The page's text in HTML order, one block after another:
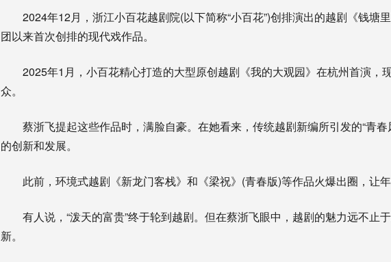
2024年12月，浙江小百花越剧院(以下简称“小百花”)创排演出的越剧《钱塘里
团以来首次创排的现代戏作品。
2025年1月，小百花精心打造的大型原创越剧《我的大观园》在杭州首演，
众。
蔡浙飞提起这些作品时，满脸自豪。在她看来，传统越剧新编所引发的“青春
的创新和发展。
此前，环境式越剧《新龙门客栈》和《梁祝》(青春版)等作品火爆出圈，让年
有人说，“泼天的富贵”终于轮到越剧。但在蔡浙飞眼中，越剧的魅力远不止
新。